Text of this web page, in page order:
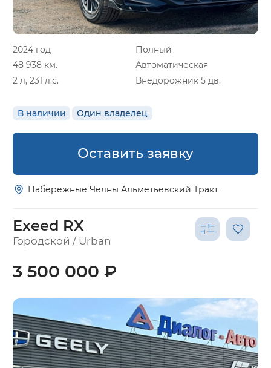
2024 год
Полный
48 938 км.
Автоматическая
2 л, 231 л.с.
Внедорожник 5 дв.
В наличии Один владелец
Оставить заявку
Набережные Челны Альметьевский Тракт
Exeed RX
Городской / Urban
3 500 000 ₽